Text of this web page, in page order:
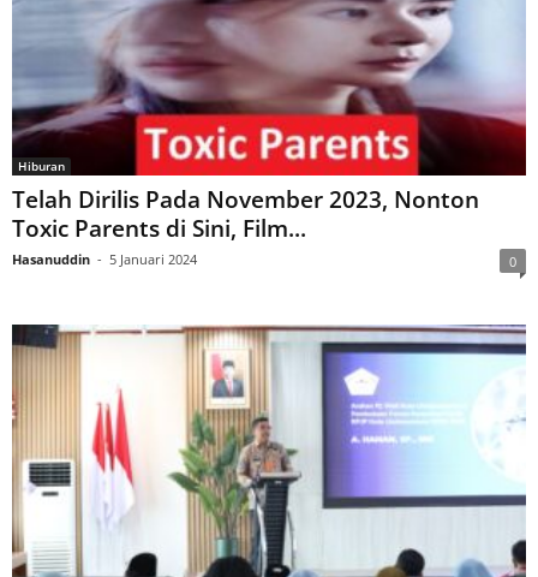
Hiburan
Telah Dirilis Pada November 2023, Nonton
Toxic Parents di Sini, Film...
Hasanuddin - 5 Januari 2024 0